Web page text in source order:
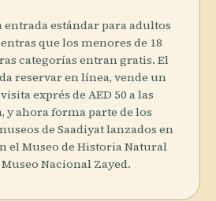
entrada estándar para adultos
que los menores de 18
categorías entran gratis. El
reservar en línea, vende un
exprés de AED 50 a las
y ahora forma parte de los
de Saadiyat lanzados en
el Museo de Historia Natural
Nacional Zayed.